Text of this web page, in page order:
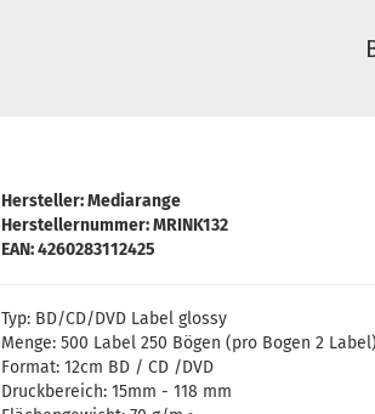
Hersteller: Mediarange
Herstellernummer: MRINK132
EAN: 4260283112425
Typ: BD/CD/DVD Label glossy
Menge: 500 Label 250 Bögen (pro Bogen 2 Label)
Format: 12cm BD / CD /DVD
Druckbereich: 15mm - 118 mm